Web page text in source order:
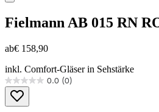
Fielmann AB 015 RN
ab€ 158,90
inkl. Comfort-Gläser in Sehstärke
0.0 (0)
0.0
von
5